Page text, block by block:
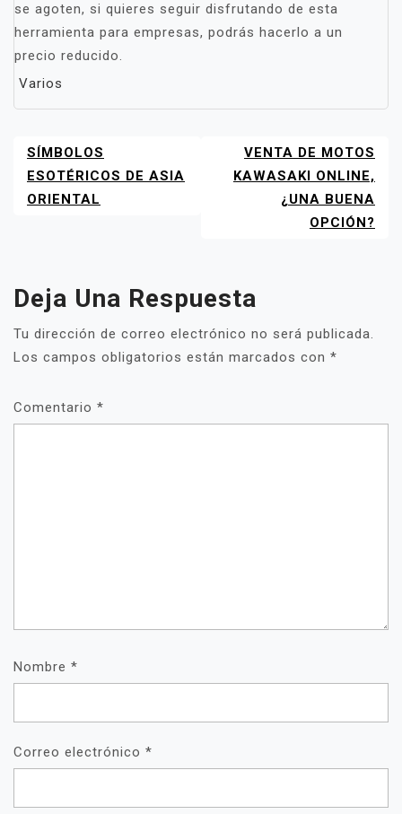
se agoten, si quieres seguir disfrutando de esta
herramienta para empresas, podrás hacerlo a un
precio reducido.
Varios
NAVEGACIÓN
DE
ENTRADAS
SÍMBOLOS
ESOTÉRICOS DE ASIA
ORIENTAL
VENTA DE MOTOS
KAWASAKI ONLINE,
¿UNA BUENA
OPCIÓN?
Deja Una Respuesta
Tu dirección de correo electrónico no será publicada.
Los campos obligatorios están marcados con *
Comentario *
Nombre *
Correo electrónico *